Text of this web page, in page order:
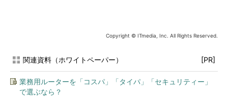
Copyright © ITmedia, Inc. All Rights Reserved.
関連資料（ホワイトペーパー） [PR]
業務用ルーターを「コスパ」「タイパ」「セキュリティー」
で選ぶなら？